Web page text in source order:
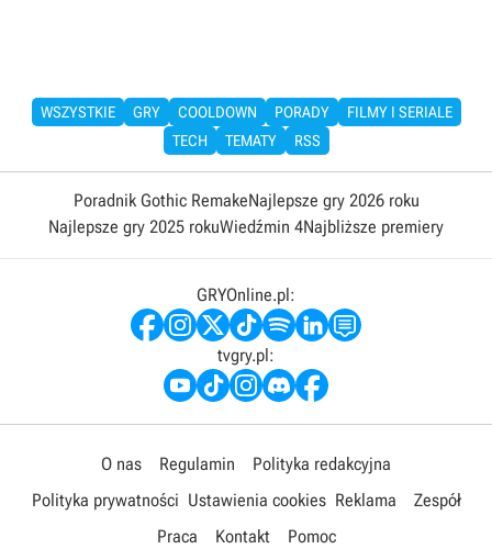
WSZYSTKIE GRY COOLDOWN PORADY
FILMY I SERIALE
TECH
TEMATY RSS
Poradnik Gothic RemakeNajlepsze gry 2026 roku
Najlepsze gry 2025 rokuWiedźmin 4Najbliższe premiery
GRYOnline.pl:
tvgry.pl:
O nas Regulamin
Polityka redakcyjna
Polityka prywatności Ustawienia cookies Reklama
Zespół
Praca
Kontakt Pomoc